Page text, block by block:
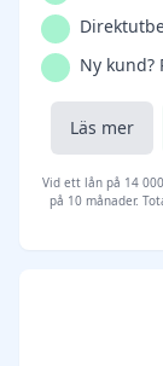
Ny
Läs mer
Vid ett lån på 14
på 10 månader.